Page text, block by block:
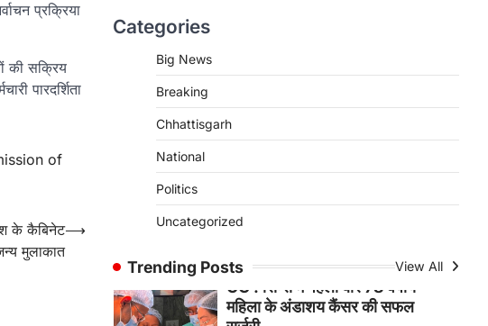
प्रक्रिया
की सक्रिय
पारदर्शिता
of
के कैबिनेट
मुलाकात
⟶
Categories
Big News
Breaking
Chhattisgarh
National
Politics
Uncategorized
Trending Posts View All
CG : पांच माह की अनुष्का को मिला नया
जीवन, चिरायु योजना से संभव हुई सफल
More Khabar August 7, 2026
रायपुर। राष्ट्रीय बाल स्वास्थ्य कार्यक्रम (चिरायु)
के तहत जशपुर जिले की 5 माह की मासूम…
BIG NEWS
CG : सिम्स में पहली बार 78 वर्षीय
महिला के अंडाशय कैंसर की सफल